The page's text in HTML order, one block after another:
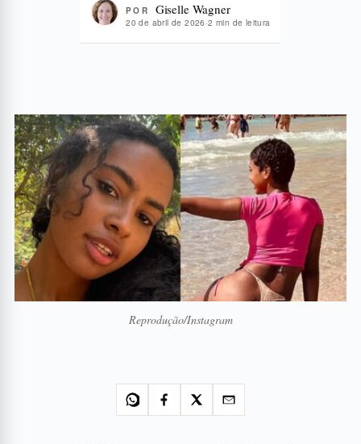
POR Giselle Wagner
20 de abril de 2026 ·2 min de leitura
Reprodução/Instagram